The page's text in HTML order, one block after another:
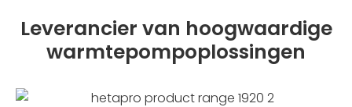
Leverancier van hoogwaardige
warmtepompoplossingen